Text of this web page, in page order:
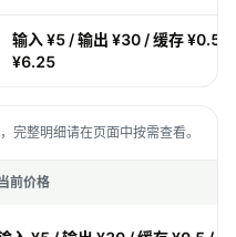
输入 ¥5 / 输出 ¥30 / 缓存 ¥0.5 /
¥6.25
完整明细请在页面中按需查看。
前价格